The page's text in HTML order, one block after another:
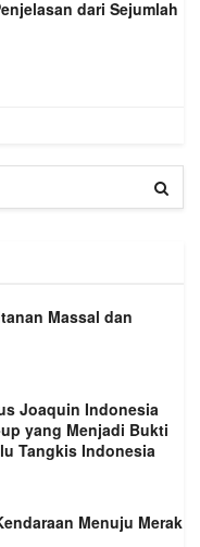
dari Sejumlah
Massal dan
Joaquin Indonesia
yang Menjadi Bukti
Tangkis Indonesia
Menuju Merak